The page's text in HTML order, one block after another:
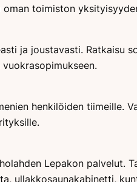
toimiston
ja joustavasti. Ratkaisu
henkilöiden tiimeille.
Lepakon palvelut.
ullakkosaunakabinetti,